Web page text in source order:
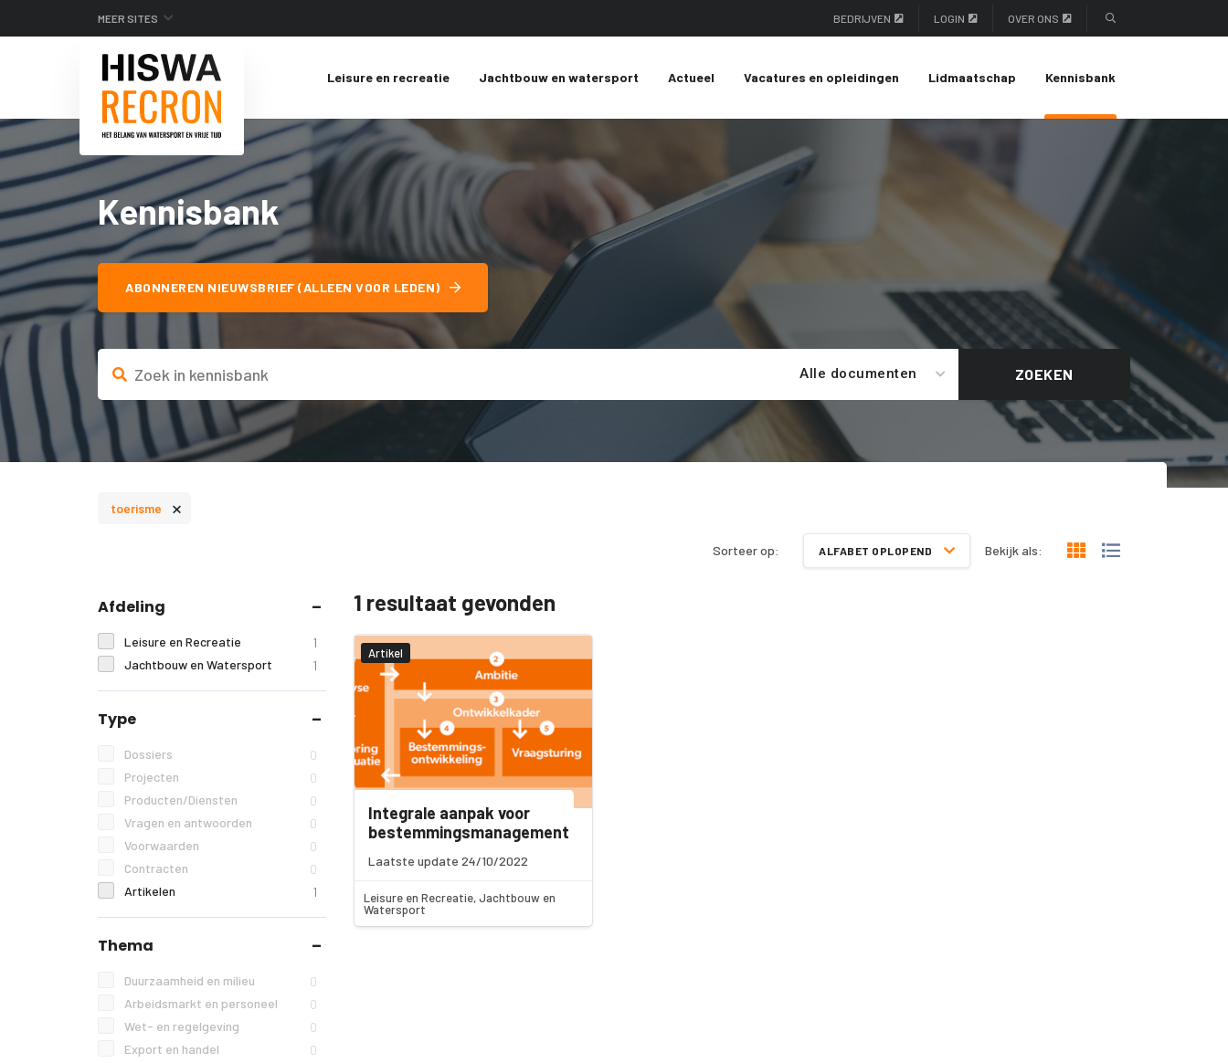
MEER SITES BEDRIJVEN LOGIN OVER ONS
Leisure en recreatie Jachtbouw en watersport Actueel Vacatures en opleidingen Lidmaatschap Kennisbank
Kennisbank
ABONNEREN NIEUWSBRIEF (ALLEEN VOOR LEDEN)
Alle documenten ZOEKEN
toerisme ×
Sorteer op: ALFABET OPLOPEND Bekijk als:
Afdeling
Leisure en Recreatie 1
Jachtbouw en Watersport 1
Type
Dossiers 0
Projecten 0
Producten/Diensten 0
Vragen en antwoorden 0
Voorwaarden 0
Contracten 0
Artikelen 1
Thema
Duurzaamheid en milieu 0
Arbeidsmarkt en personeel 0
Wet- en regelgeving 0
Export en handel 0
1 resultaat gevonden
Artikel
Integrale aanpak voor
bestemmingsmanagement
Laatste update 24/10/2022
Leisure en Recreatie, Jachtbouw en
Watersport